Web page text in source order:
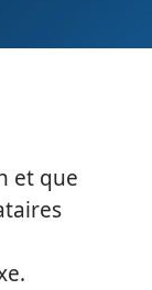
et que